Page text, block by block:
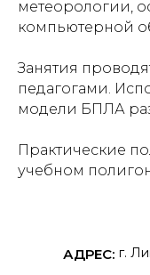
метеорологии,
компьютерной
Занятия
педагогами.
модели БПЛА
Практические
учебном
г.
АДРЕС: